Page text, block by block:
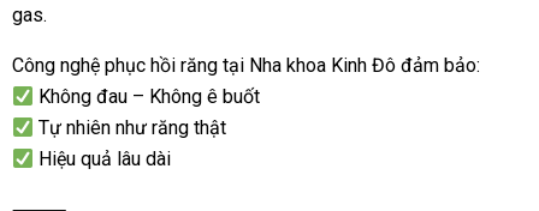
gas.
Công nghệ phục hồi răng tại Nha khoa Kinh Đô đảm bảo:
Không đau – Không ê buốt
Tự nhiên như răng thật
Hiệu quả lâu dài